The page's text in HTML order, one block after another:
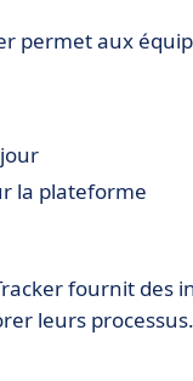
permet aux
la plateforme
fournit des
leurs processus.